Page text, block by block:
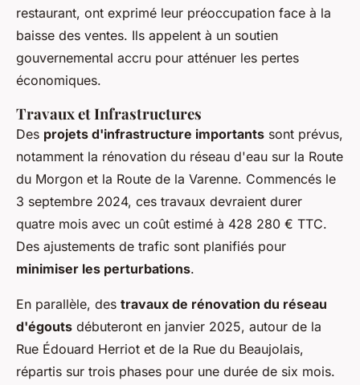
restaurant, ont exprimé leur préoccupation face à la
baisse des ventes. Ils appelent à un soutien
gouvernemental accru pour atténuer les pertes
économiques.
Travaux et Infrastructures
Des projets d'infrastructure importants sont prévus,
notamment la rénovation du réseau d'eau sur la Route
du Morgon et la Route de la Varenne. Commencés le
3 septembre 2024, ces travaux devraient durer
quatre mois avec un coût estimé à 428 280 € TTC.
Des ajustements de trafic sont planifiés pour
minimiser les perturbations.
En parallèle, des travaux de rénovation du réseau
d'égouts débuteront en janvier 2025, autour de la
Rue Édouard Herriot et de la Rue du Beaujolais,
répartis sur trois phases pour une durée de six mois.